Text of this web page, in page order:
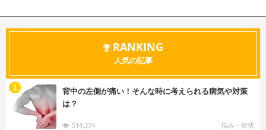
RANKING
人気の記事
背中の左側が痛い！そんな時に考えられる病気や対策
は？
514,374 悩み・症状
1